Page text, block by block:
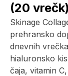
(20 vrečk)
Skinage
prehransko
dnevnih
hialuronsko
čaja, vitamin